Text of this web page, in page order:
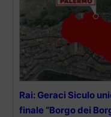
Rai: Geraci Siculo
finale “Borgo dei